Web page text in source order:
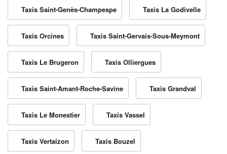
Taxis Saint-Genès-Champespe Taxis La Godivelle
Taxis Orcines Taxis Saint-Gervais-Sous-Meymont
Taxis Le Brugeron Taxis Olliergues
Taxis Saint-Amant-Roche-Savine Taxis Grandval
Taxis Le Monestier Taxis Vassel
Taxis Vertaizon Taxis Bouzel